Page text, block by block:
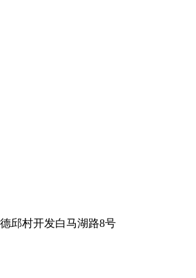
邱村开发白马湖路8号